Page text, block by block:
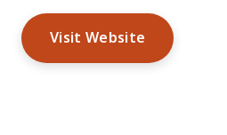
Visit Website